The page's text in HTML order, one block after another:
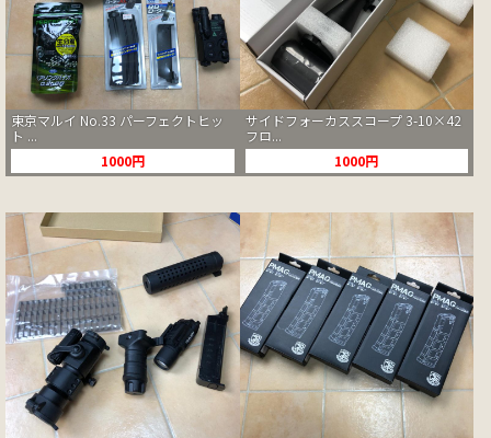
東京マルイ No.33 パーフェクトヒッ
ト ...
1000円
サイドフォーカススコープ 3-10×42
フロ...
1000円